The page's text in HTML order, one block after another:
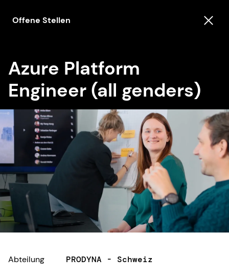
Offene Stellen
Azure Platform
Engineer (all genders)
Abteilung PRODYNA - Schweiz